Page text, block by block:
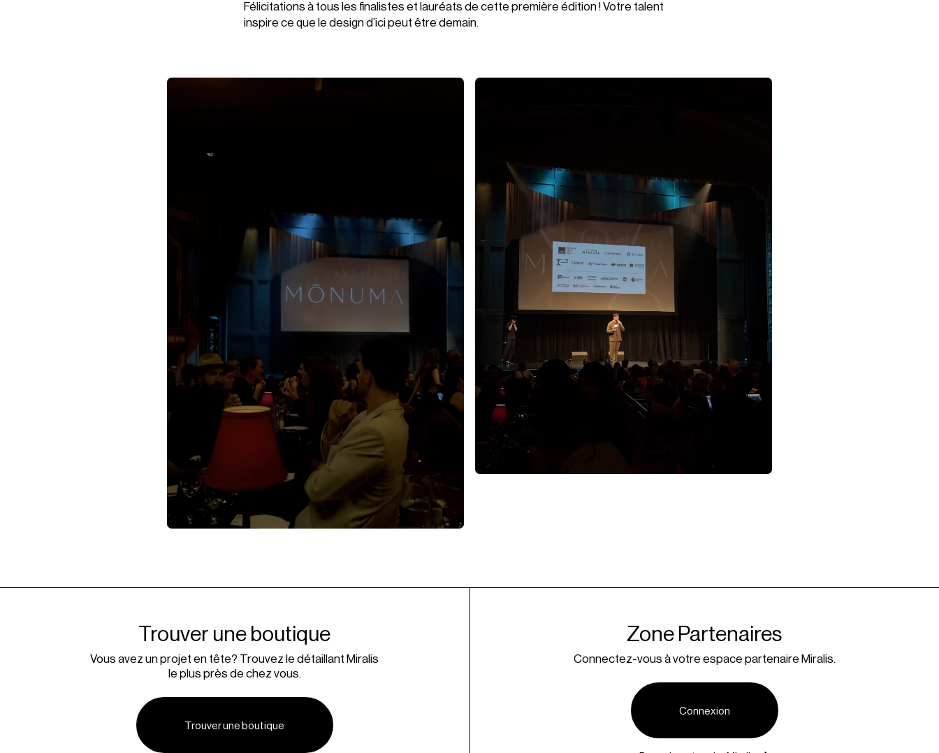
Félicitations à tous les finalistes et lauréats de cette première édition ! Votre talent
inspire ce que le design d’ici peut être demain.
Trouver une boutique
Vous avez un projet en tête? Trouvez le détaillant Miralis
le plus près de chez vous.
Trouver une boutique
Zone Partenaires
Connectez-vous à votre espace partenaire Miralis.
Connexion